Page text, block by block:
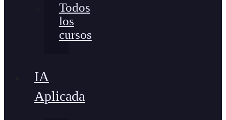
Todos
los
cursos
IA
Aplicada